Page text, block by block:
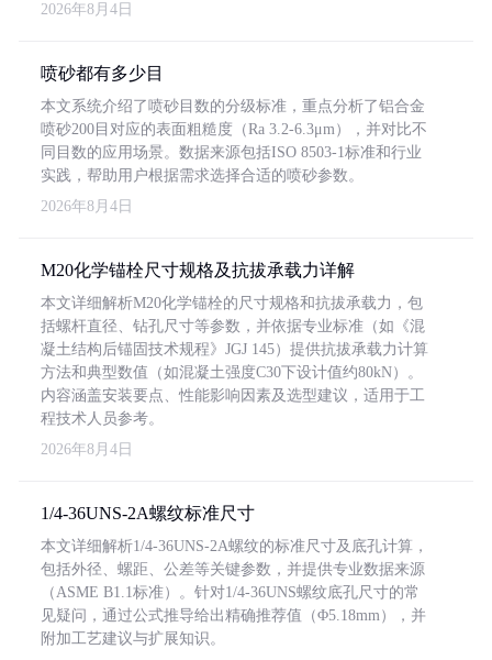
2026年8月4日
喷砂都有多少目
本文系统介绍了喷砂目数的分级标准，重点分析了铝合金
喷砂200目对应的表面粗糙度（Ra 3.2-6.3μm），并对比不
同目数的应用场景。数据来源包括ISO 8503-1标准和行业
实践，帮助用户根据需求选择合适的喷砂参数。
2026年8月4日
M20化学锚栓尺寸规格及抗拔承载力详解
本文详细解析M20化学锚栓的尺寸规格和抗拔承载力，包
括螺杆直径、钻孔尺寸等参数，并依据专业标准（如《混
凝土结构后锚固技术规程》JGJ 145）提供抗拔承载力计算
方法和典型数值（如混凝土强度C30下设计值约80kN）。
内容涵盖安装要点、性能影响因素及选型建议，适用于工
程技术人员参考。
2026年8月4日
1/4-36UNS-2A螺纹标准尺寸
本文详细解析1/4-36UNS-2A螺纹的标准尺寸及底孔计算，
包括外径、螺距、公差等关键参数，并提供专业数据来源
（ASME B1.1标准）。针对1/4-36UNS螺纹底孔尺寸的常
见疑问，通过公式推导给出精确推荐值（Φ5.18mm），并
附加工艺建议与扩展知识。